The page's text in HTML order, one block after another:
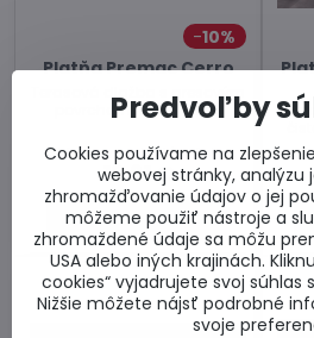
10%
Platňa Premac Cerro
Terasová dlažba s gresovým
povrchom. Cena za ks.
Skladom u dodávateľa
16,61 €
Zobraziť
Predvoľby
Cookies používame na
webovej stránky, analýzu
zhromažďovanie údajov o jej
môžeme použiť nástroje a
zhromaždené údaje sa môžu
USA alebo iných krajinách.
cookies“ vyjadrujete svoj
Nižšie môžete nájsť podrobné
svoje